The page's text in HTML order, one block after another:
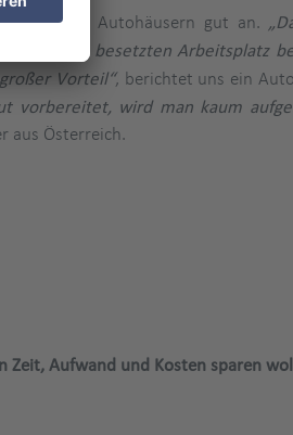
befragten Autohäusern gut an.
eigentlich besetzten Arbeitsplatz
Vorteil“, berichtet uns ein
vorbereitet, wird man kaum
aus Österreich.
Zeit, Aufwand und Kosten sparen